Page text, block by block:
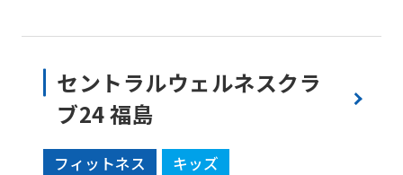
セントラルウェルネスクラ
ブ24 福島
フィットネス キッズ